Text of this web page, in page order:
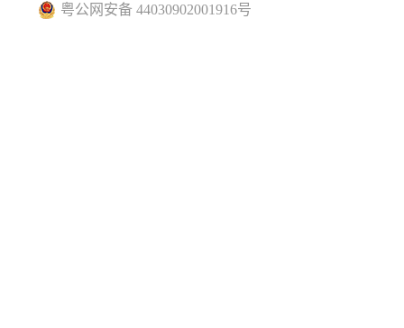
粤公网安备 44030902001916号